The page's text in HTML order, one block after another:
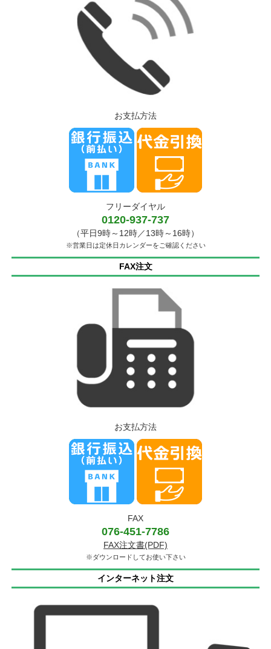
お支払方法
フリーダイヤル
0120-937-737
（平日9時～12時／13時～16時）
※営業日は定休日カレンダーをご確認ください
FAX注文
お支払方法
FAX
076-451-7786
FAX注文書(PDF)
※ダウンロードしてお使い下さい
インターネット注文